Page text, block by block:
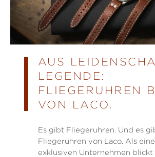
AUS
LEGENDE:
FLIEGERUHREN
VON LACO.
Es gibt Fliegeruhren. Und es
Fliegeruhren von Laco. Als
exklusiven Unternehmen blickt